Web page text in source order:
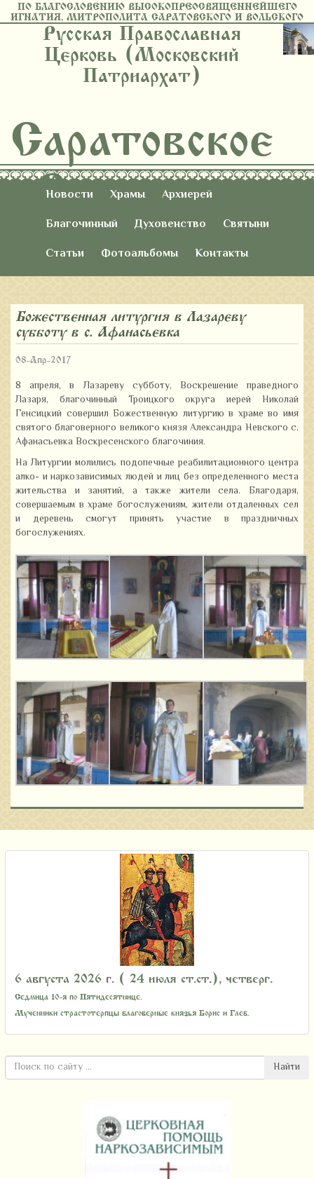
ПО БЛАГОСЛОВЕНИЮ ВЫСОКОПРЕОСВЯЩЕННЕЙШЕГО
ИГНАТИЯ, МИТРОПОЛИТА САРАТОВСКОГО И ВОЛЬСКОГО
Русская Православная
Церковь (Московский
Патриархат)
Саратовское
Восточное
Благочиние
Новости Храмы
Архиерей
Благочинный
Духовенство
Святыни
Статьи
Фотоальбомы Контакты
Божественная литургия в Лазареву
субботу в с. Афанасьевка
08-Апр-2017
8 апреля, в Лазареву субботу, Воскрешение праведного
Лазаря, благочинный Троицкого округа иерей Николай
Генсицкий совершил Божественную литургию в храме во имя
святого благоверного великого князя Александра Невского с.
Афанасьевка Воскресенского благочиния.
На Литургии молились подопечные реабилитационного центра
алко- и наркозависимых людей и лиц без определенного места
жительства и занятий, а также жители села. Благодаря,
совершаемым в храме богослужениям, жители отдаленных сел
и деревень смогут принять участие в праздничных
богослужениях.
6 августа 2026 г. ( 24 июля ст.ст.), четверг.
Седмица 10-я по Пятидесятнице.
Мученники страстотерпцы благоверные князья Борис и Глеб.
Найти